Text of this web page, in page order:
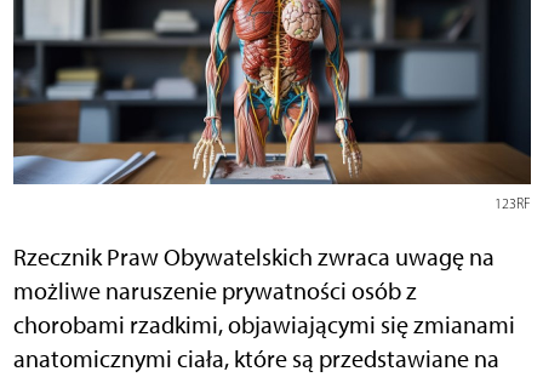
123RF
Rzecznik Praw Obywatelskich zwraca uwagę na
możliwe naruszenie prywatności osób z
chorobami rzadkimi, objawiającymi się zmianami
anatomicznymi ciała, które są przedstawiane na